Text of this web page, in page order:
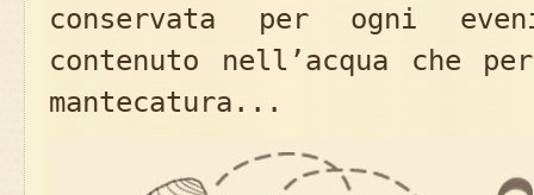
conservata per ogni
contenuto nell’acqua che
mantecatura...